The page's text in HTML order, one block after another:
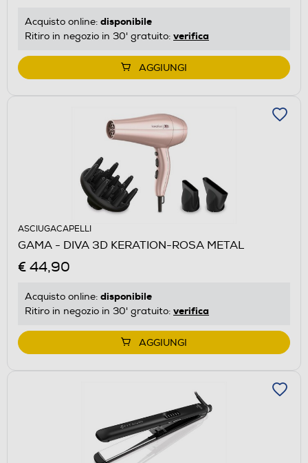
Acquisto online: disponibile
Ritiro in negozio in 30' gratuito: verifica
AGGIUNGI
ASCIUGACAPELLI
GAMA - DIVA 3D KERATION-ROSA METAL
€ 44,90
Acquisto online: disponibile
Ritiro in negozio in 30' gratuito: verifica
AGGIUNGI